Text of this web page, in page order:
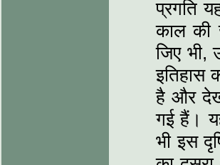
प्रगति
काल की
जिए भी,
इतिहास
है और
गई हैं।
भी इस